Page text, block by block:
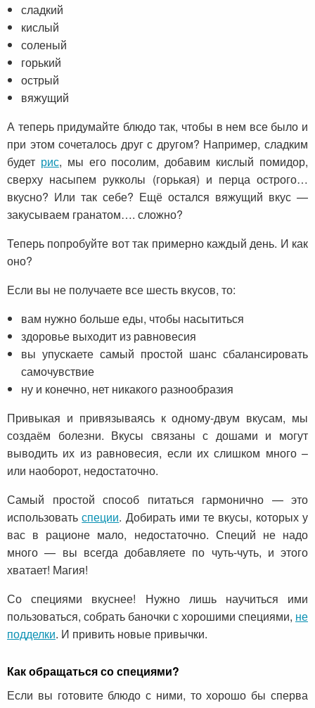
сладкий
кислый
соленый
горький
острый
вяжущий
А теперь придумайте блюдо так, чтобы в нем все было и
при этом сочеталось друг с другом? Например, сладким
будет рис, мы его посолим, добавим кислый помидор,
сверху насыпем рукколы (горькая) и перца острого…
вкусно? Или так себе? Ещё остался вяжущий вкус —
закусываем гранатом…. сложно?
Теперь попробуйте вот так примерно каждый день. И как
оно?
Если вы не получаете все шесть вкусов, то:
вам нужно больше еды, чтобы насытиться
здоровье выходит из равновесия
вы упускаете самый простой шанс сбалансировать
самочувствие
ну и конечно, нет никакого разнообразия
Привыкая и привязываясь к одному-двум вкусам, мы
создаём болезни. Вкусы связаны с дошами и могут
выводить их из равновесия, если их слишком много –
или наоборот, недостаточно.
Самый простой способ питаться гармонично — это
использоватьспеции. Добирать ими те вкусы, которых у
вас в рационе мало, недостаточно. Специй не надо
много — вы всегда добавляете по чуть-чуть, и этого
хватает! Магия!
Со специями вкуснее! Нужно лишь научиться ими
пользоваться, собрать баночки с хорошими специями, не
подделки. И привить новые привычки.
Как обращаться со специями?
Если вы готовите блюдо с ними, то хорошо бы сперва